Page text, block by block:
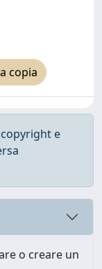
copia
e
o creare un